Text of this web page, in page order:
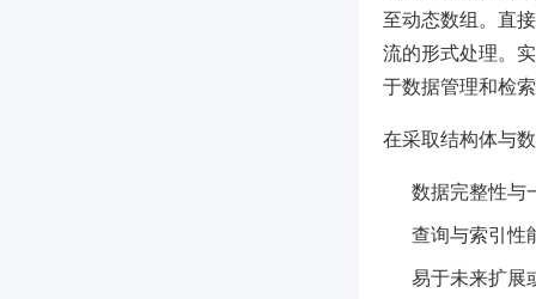
至动态数组。直
流的形式处理。
于数据管理和检
在采取结构体与
数据完整性与
查询与索引性
易于未来扩展